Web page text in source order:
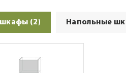
(2) Напольные